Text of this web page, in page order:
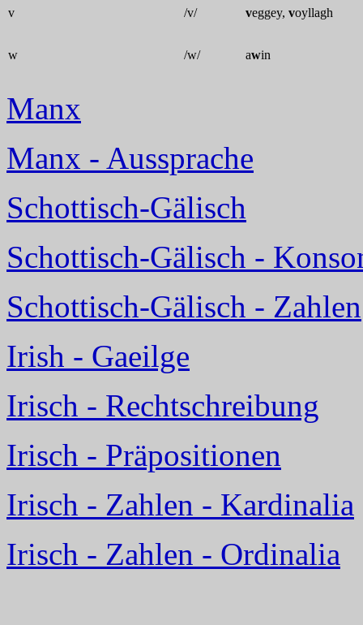
v /v/ veggey, voyllagh
w /w/ awin
Manx
Manx - Aussprache
Schottisch-Gälisch
Schottisch-Gälisch -
Schottisch-Gälisch - Zahlen
Irish - Gaeilge
Irisch - Rechtschreibung
Irisch - Präpositionen
Irisch - Zahlen - Kardinalia
Irisch - Zahlen - Ordinalia